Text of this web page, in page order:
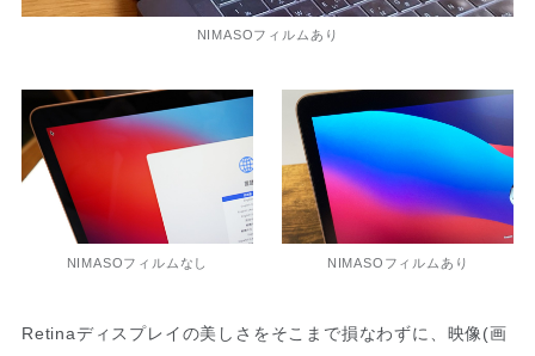
NIMASOフィルムあり
NIMASOフィルムなし NIMASOフィルムあり
Retinaディスプレイの美しさをそこまで損なわずに、映像(画